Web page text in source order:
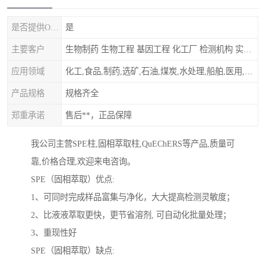
是
主要客户
应用领域
产品规格 规格齐全
郑重承诺 售后**，正品保障
我公司主营SPE柱,固相萃取柱,QuEChERS等产品,质量可
靠,价格合理,欢迎来电咨询。
SPE（固相萃取）优点:
1、可同时完成样品富集与净化，大大提高检测灵敏度；
2、比液液萃取更快，更节省溶剂, 可自动化批量处理；
3、重现性好
SPE（固相萃取）缺点: